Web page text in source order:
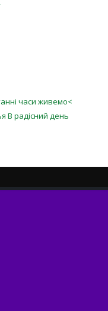
часи живемо<
В радісний день